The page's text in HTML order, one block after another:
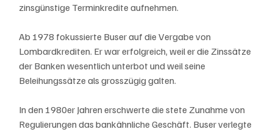
zinsgünstige Terminkredite aufnehmen.
Ab 1978 fokussierte Buser auf die Vergabe von
Lombardkrediten. Er war erfolgreich, weil er die Zinssätze
der Banken wesentlich unterbot und weil seine
Beleihungssätze als grosszügig galten.
In den 1980er Jahren erschwerte die stete Zunahme von
Regulierungen das bankähnliche Geschäft. Buser verlegte